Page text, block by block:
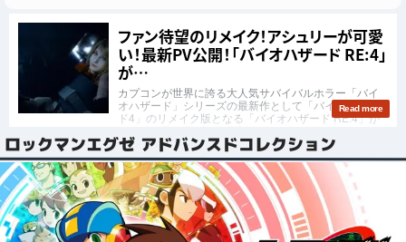
ロックマンエグゼ アドバンスドコレクション